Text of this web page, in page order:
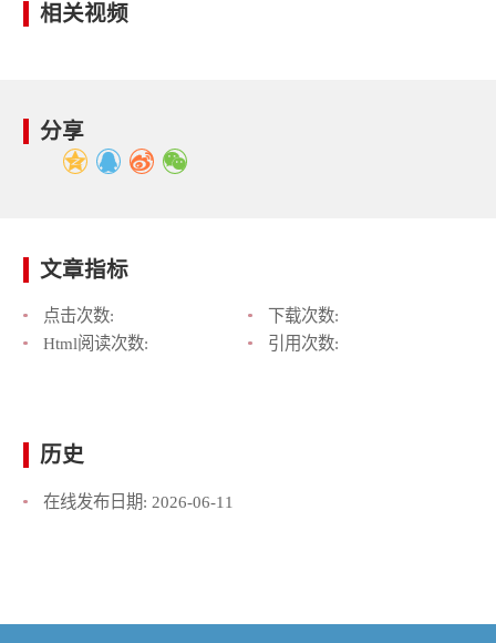
相关视频
分享
文章指标
点击次数:
下载次数:
Html阅读次数:
引用次数:
历史
在线发布日期: 2026-06-11